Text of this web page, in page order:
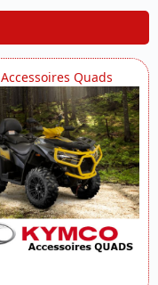
Accessoires Quads